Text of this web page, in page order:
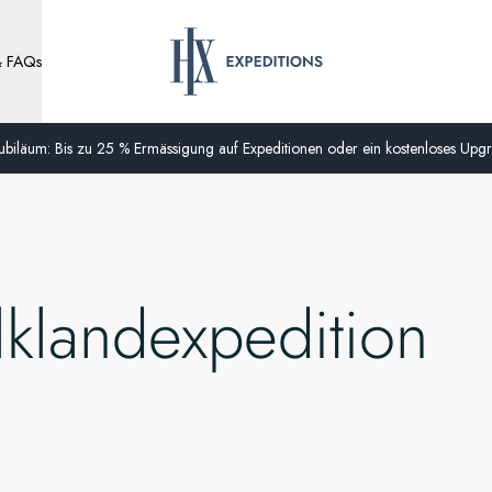
Bis zu 25 % Ermässigung auf Expeditionen oder ein kostenloses
FAQs